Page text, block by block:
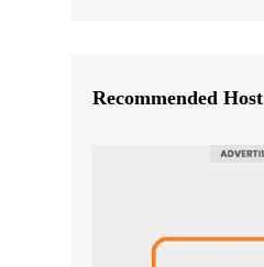
Recommended Host